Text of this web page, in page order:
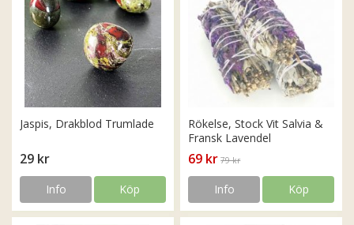
Jaspis, Drakblod Trumlade
29 kr
Info Köp
Rökelse, Stock Vit Salvia &
Fransk Lavendel
69 kr 79 kr
Info Köp